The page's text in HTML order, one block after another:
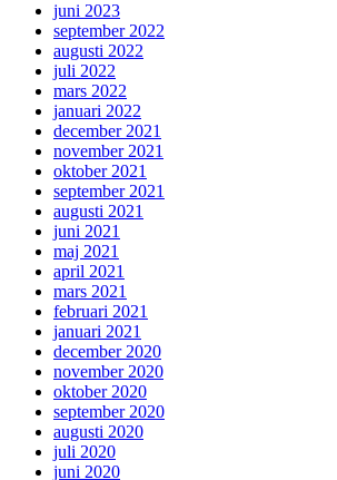
juni 2023
september 2022
augusti 2022
juli 2022
mars 2022
januari 2022
december 2021
november 2021
oktober 2021
september 2021
augusti 2021
juni 2021
maj 2021
april 2021
mars 2021
februari 2021
januari 2021
december 2020
november 2020
oktober 2020
september 2020
augusti 2020
juli 2020
juni 2020